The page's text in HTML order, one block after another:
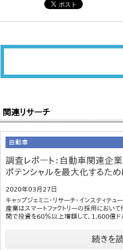
関連リサーチ
自動車
調査レポート：自動車関連企業
ポテンシャルを最大化するため
2020年03月27日
キャップジェミニ・リサーチ・インスティテ
産業はスマートファクトリーの採用におい
間で投資を60％以上増額して、1,600億
続きを